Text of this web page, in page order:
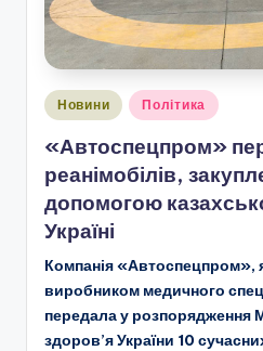
Опубліковано
Новини Політика
«Автоспецпром»
реанімобілів,
допомогою
Україні
Компанія «Автоспецпром»,
виробником медичного
передала у розпорядження
здоров’я України 10